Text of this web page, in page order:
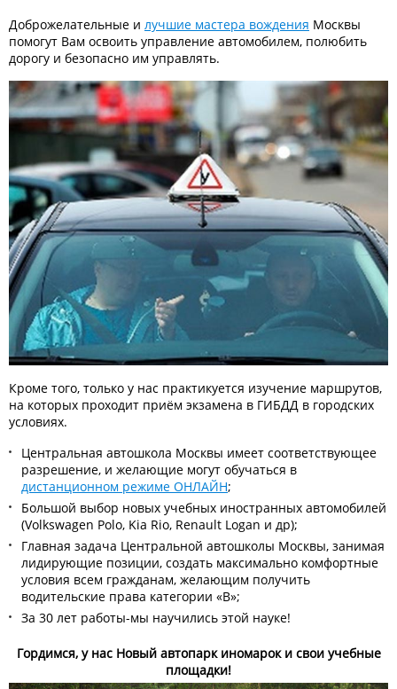
Доброжелательные и лучшие мастера вождения Москвы
помогут Вам освоить управление автомобилем, полюбить
дорогу и безопасно им управлять.
Кроме того, только у нас практикуется изучение маршрутов,
на которых проходит приём экзамена в ГИБДД в городских
условиях.
Центральная автошкола Москвы имеет соответствующее
разрешение, и желающие могут обучаться в
дистанционном режиме ОНЛАЙН;
Большой выбор новых учебных иностранных автомобилей
(Volkswagen Polo, Kia Rio, Renault Logan и др);
Главная задача Центральной автошколы Москвы, занимая
лидирующие позиции, создать максимально комфортные
условия всем гражданам, желающим получить
водительские права категории «В»;
За 30 лет работы-мы научились этой науке!
Гордимся, у нас Новый автопарк иномарок и свои учебные
площадки!